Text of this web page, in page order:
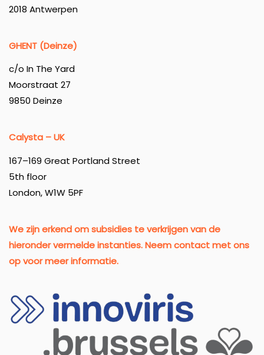
2018 Antwerpen
GHENT (Deinze)
c/o In The Yard
Moorstraat 27
9850 Deinze
Calysta – UK
167–169 Great Portland Street
5th floor
London, W1W 5PF
We zijn erkend om subsidies te verkrijgen van de
hieronder vermelde instanties. Neem contact met ons
op voor meer informatie.